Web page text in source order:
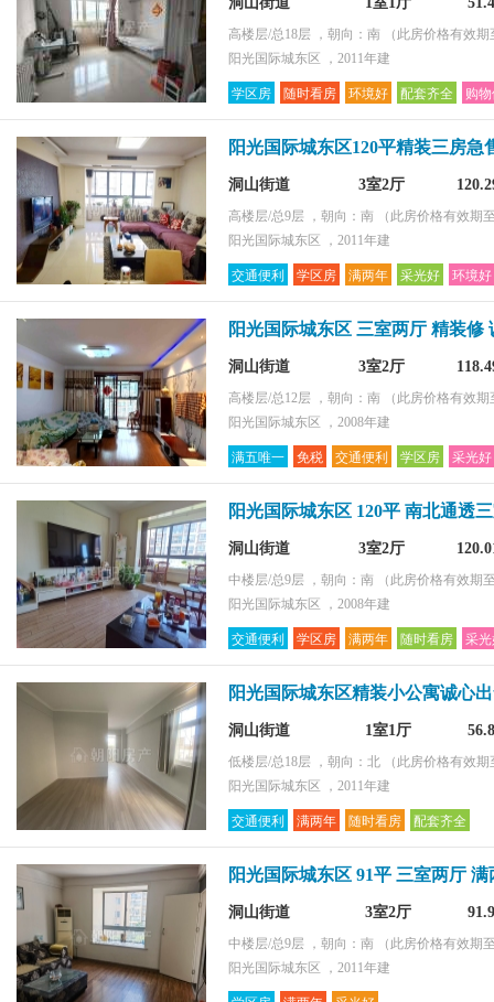
高楼层/总18层 ，朝向：南
（此房价格有效
阳光国际城东区 ，2011年建
学区房 随时看房 环境好 配套齐全 购
阳光国际城东区120平精装三房急
洞山街道 3室2厅
高楼层/总9层 ，朝向：南
（此房价格有效期
阳光国际城东区 ，2011年建
交通便利 学区房 满两年 采光好 环境好
阳光国际城东区 三室两厅 精装修
洞山街道 3室2厅
高楼层/总12层 ，朝向：南
（此房价格有效
阳光国际城东区 ，2008年建
满五唯一 免税 交通便利 学区房 采光好
阳光国际城东区 120平 南北通透
洞山街道 3室2厅
中楼层/总9层 ，朝向：南
（此房价格有效期
阳光国际城东区 ，2008年建
交通便利 学区房 满两年 随时看房 采
阳光国际城东区精装小公寓诚心
洞山街道 1室1厅
低楼层/总18层 ，朝向：北
（此房价格有效
阳光国际城东区 ，2011年建
交通便利 满两年 随时看房 配套齐全
阳光国际城东区 91平 三室两厅
洞山街道 3室2厅
中楼层/总9层 ，朝向：南
（此房价格有效期
阳光国际城东区 ，2011年建